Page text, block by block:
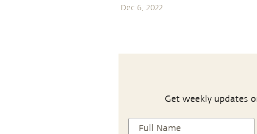
Dec 6, 2022
Get weekly updates